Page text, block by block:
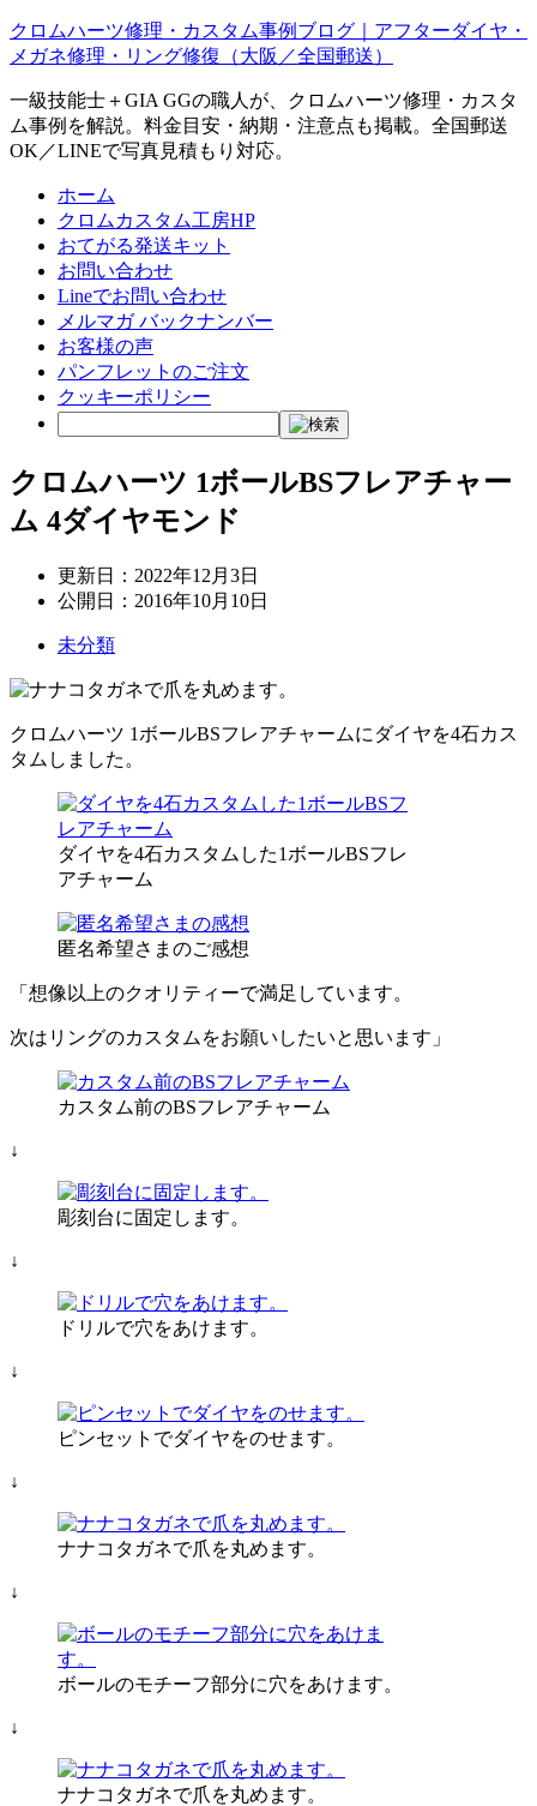
クロムハーツ修理・カスタム事例ブログ｜アフターダイヤ・
メガネ修理・リング修復（大阪／全国郵送）
一級技能士＋GIA GGの職人が、クロムハーツ修理・カスタ
ム事例を解説。料金目安・納期・注意点も掲載。全国郵送
OK／LINEで写真見積もり対応。
ホーム
クロムカスタム工房HP
おてがる発送キット
お問い合わせ
Lineでお問い合わせ
メルマガ バックナンバー
お客様の声
パンフレットのご注文
クッキーポリシー
クロムハーツ 1ボールBSフレアチャー
ム 4ダイヤモンド
更新日： 2022年12月3日
公開日： 2016年10月10日
未分類
クロムハーツ 1ボールBSフレアチャームにダイヤを4石カス
タムしました。
ダイヤを4石カスタムした1ボールBSフレ
アチャーム
匿名希望さまのご感想
「想像以上のクオリティーで満足しています。
次はリングのカスタムをお願いしたいと思います」
カスタム前のBSフレアチャーム
↓
彫刻台に固定します。
↓
ドリルで穴をあけます。
↓
ピンセットでダイヤをのせます。
↓
ナナコタガネで爪を丸めます。
↓
ボールのモチーフ部分に穴をあけます。
↓
ナナコタガネで爪を丸めます。